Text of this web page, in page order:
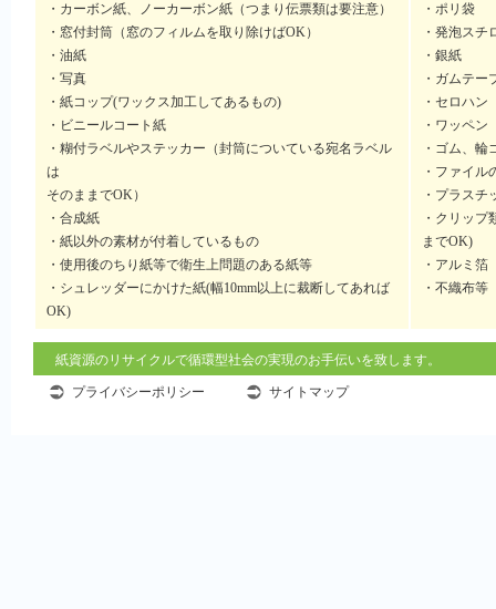
・カーボン紙、ノーカーボン紙（つまり伝票類は要注意）
・窓付封筒（窓のフィルムを取り除けばOK）
・油紙
・写真
・紙コップ(ワックス加工してあるもの)
・ビニールコート紙
・糊付ラベルやステッカー（封筒についている宛名ラベル
は
そのままでOK）
・合成紙
・紙以外の素材が付着しているもの
・使用後のちり紙等で衛生上問題のある紙等
・シュレッダーにかけた紙(幅10mm以上に裁断してあれば
OK)
・ポリ袋
・発泡スチ
・銀紙
・ガムテー
・セロハン
・ワッペン
・ゴム、輪
・ファイル
・プラスチ
・クリッ
までOK)
・アルミ箔
・不織布等
紙資源のリサイクルで循環型社会の実現のお手伝いを致します。
プライバシーポリシー サイトマップ